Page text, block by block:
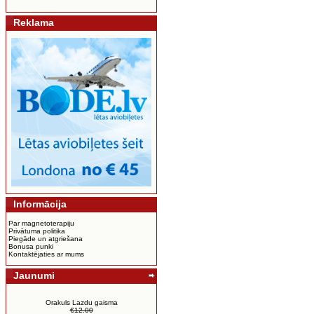
Reklama
Informācija
Par magnetoterapiju
Privātuma politika
Piegāde un atgriešana
Bonusa punki
Kontaktējaties ar mums
Jaunumi
Orakuls Lazdu gaisma
€12.00